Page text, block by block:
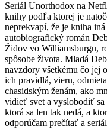
Seriál Unorthodox na
knihy podľa ktorej je
neprekvapí, že je kniha
autobiografický román
Židov vo Williamsburgu,
spôsobe života. Mladá
navzdory všetkému čo jej
ich pravidlá, vieru,
chasidským ženám, ako
vidieť svet a vyslobodiť sa
ktorá sa len tak nedá, a
odporúčam prečítať a